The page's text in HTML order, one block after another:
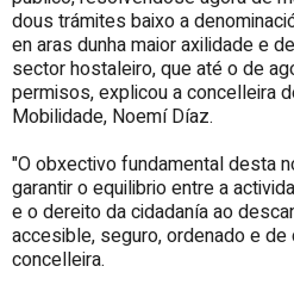
dous trámites baixo a
en aras dunha maior axilidade e
sector hostaleiro, que até o de
permisos, explicou a concelleira
Mobilidade, Noemí Díaz.
"O obxectivo fundamental desta
garantir o equilibrio entre a
e o dereito da cidadanía ao
accesible, seguro, ordenado e de
concelleira.